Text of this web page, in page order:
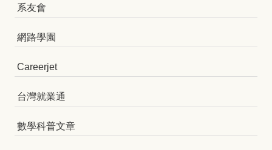
系友會
網路學園
Careerjet
台灣就業通
數學科普文章